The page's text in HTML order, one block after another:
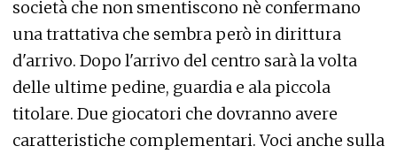
società che non smentiscono nè confermano
una trattativa che sembra però in dirittura
d'arrivo. Dopo l'arrivo del centro sarà la volta
delle ultime pedine, guardia e ala piccola
titolare. Due giocatori che dovranno avere
caratteristiche complementari. Voci anche sulla